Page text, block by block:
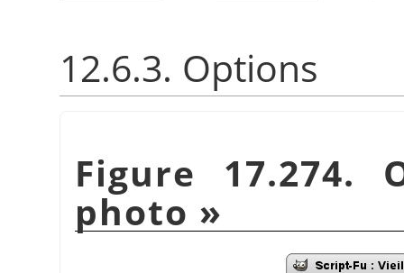
12.6.3. Options
Figure
photo »